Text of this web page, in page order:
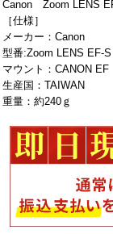
Canon Zoom LENS
［仕様］
メーカー：Canon
型番:Zoom LENS
マウント：CANON EF
生産国：TAIWAN
重量：約240ｇ